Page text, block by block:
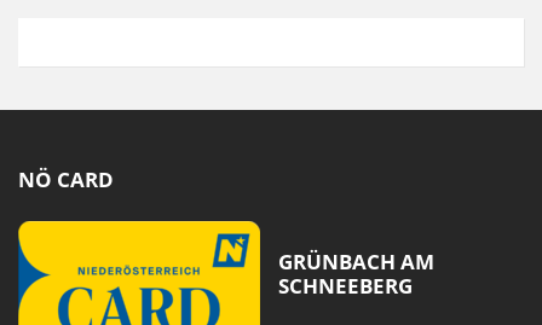
NÖ CARD
GRÜNBACH AM
SCHNEEBERG